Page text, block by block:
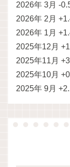
2026年 3月 -
2026年 2月
2026年 1月
2025年12月
2025年11月
2025年10月
2025年 9月